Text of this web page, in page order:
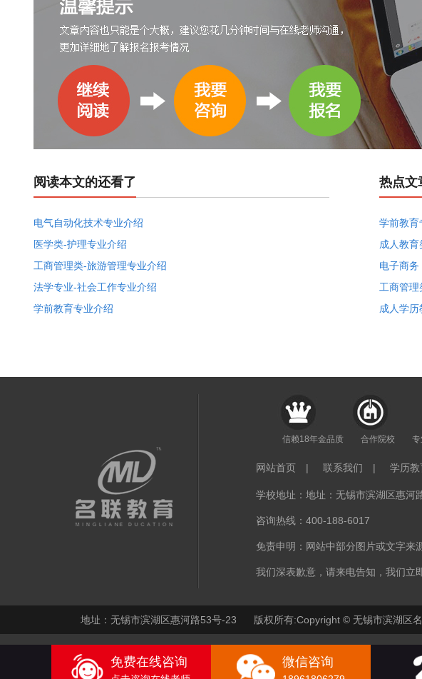
阅读本文的还看了
电气自动化技术专业介绍
医学类-护理专业介绍
工商管理类-旅游管理专业介绍
法学专业-社会工作专业介绍
学前教育专业介绍
热点文
学前教育
成人教
电子商务
工商管
成人学
信赖18年金品质 合作院校 专
网站首页 | 联系我们 | 学历教
学校地址：地址：无锡市滨湖区惠河
咨询热线：400-188-6017
免责申明：网站中部分图片或文字来
我们深表歉意，请来电告知，我们立
地址：无锡市滨湖区惠河路53号-23 版权所有:Copyright © 无锡市滨湖区
免费在线咨询 微信咨询